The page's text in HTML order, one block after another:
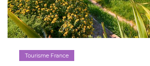
Tourisme France